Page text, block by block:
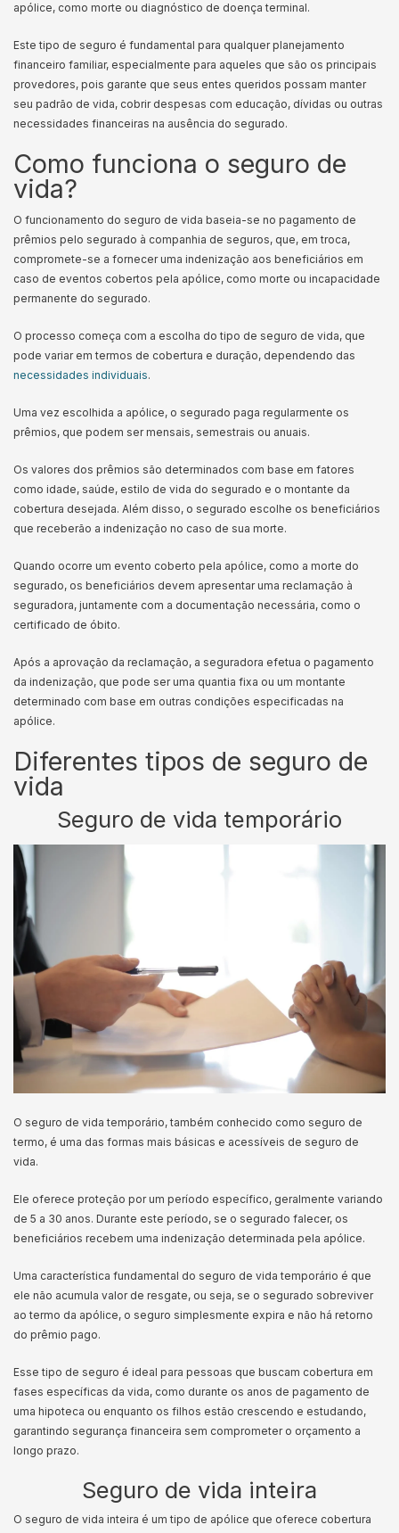
apólice, como morte ou diagnóstico de doença terminal.
Este tipo de seguro é fundamental para qualquer planejamento
financeiro familiar, especialmente para aqueles que são os principais
provedores, pois garante que seus entes queridos possam manter
seu padrão de vida, cobrir despesas com educação, dívidas ou outras
necessidades financeiras na ausência do segurado.
Como funciona o seguro de
vida?
O funcionamento do seguro de vida baseia-se no pagamento de
prêmios pelo segurado à companhia de seguros, que, em troca,
compromete-se a fornecer uma indenização aos beneficiários em
caso de eventos cobertos pela apólice, como morte ou incapacidade
permanente do segurado.
O processo começa com a escolha do tipo de seguro de vida, que
pode variar em termos de cobertura e duração, dependendo das
necessidades individuais.
Uma vez escolhida a apólice, o segurado paga regularmente os
prêmios, que podem ser mensais, semestrais ou anuais.
Os valores dos prêmios são determinados com base em fatores
como idade, saúde, estilo de vida do segurado e o montante da
cobertura desejada. Além disso, o segurado escolhe os beneficiários
que receberão a indenização no caso de sua morte.
Quando ocorre um evento coberto pela apólice, como a morte do
segurado, os beneficiários devem apresentar uma reclamação à
seguradora, juntamente com a documentação necessária, como o
certificado de óbito.
Após a aprovação da reclamação, a seguradora efetua o pagamento
da indenização, que pode ser uma quantia fixa ou um montante
determinado com base em outras condições especificadas na
apólice.
Diferentes tipos de seguro de
vida
Seguro de vida temporário
O seguro de vida temporário, também conhecido como seguro de
termo, é uma das formas mais básicas e acessíveis de seguro de
vida.
Ele oferece proteção por um período específico, geralmente variando
de 5 a 30 anos. Durante este período, se o segurado falecer, os
beneficiários recebem uma indenização determinada pela apólice.
Uma característica fundamental do seguro de vida temporário é que
ele não acumula valor de resgate, ou seja, se o segurado sobreviver
ao termo da apólice, o seguro simplesmente expira e não há retorno
do prêmio pago.
Esse tipo de seguro é ideal para pessoas que buscam cobertura em
fases específicas da vida, como durante os anos de pagamento de
uma hipoteca ou enquanto os filhos estão crescendo e estudando,
garantindo segurança financeira sem comprometer o orçamento a
longo prazo.
Seguro de vida inteira
O seguro de vida inteira é um tipo de apólice que oferece cobertura